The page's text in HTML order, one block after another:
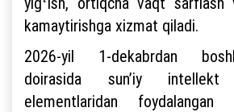
kamaytirishga xizmat qiladi.
2026-yil 1-dekabrdan
doirasida sunʼiy intellekt
elementlaridan